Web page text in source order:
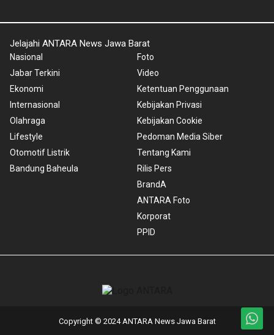
Jelajahi ANTARA News Jawa Barat
Nasional
Jabar Terkini
Ekonomi
Internasional
Olahraga
Lifestyle
Otomotif Listrik
Bandung Baheula
Foto
Video
Ketentuan Penggunaan
Kebijakan Privasi
Kebijakan Cookie
Pedoman Media Siber
Tentang Kami
Rilis Pers
BrandA
ANTARA Foto
Korporat
PPID
Copyright © 2024 ANTARA News Jawa Barat